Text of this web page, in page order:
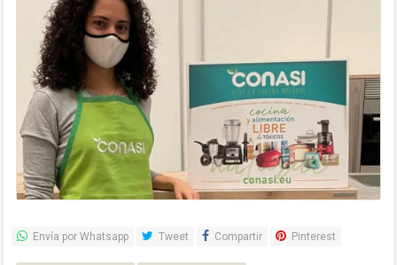
Envía por Whatsapp Tweet Compartir Pinterest